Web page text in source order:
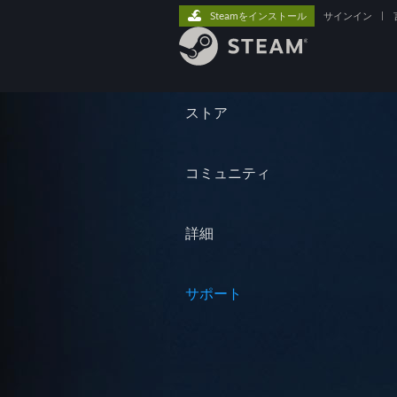
ストア
コミュニティ
詳細
サポート
Steamをインストール サインイン